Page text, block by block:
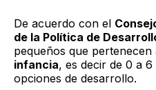
De acuerdo con el
de la Política de
pequeños que pertenecen
infancia, es decir de 0 a
opciones de desarrollo.